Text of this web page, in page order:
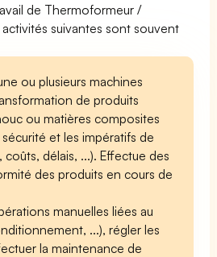
de Thermoformeur /
suivantes sont souvent
ou plusieurs machines
de produits
ou matières composites
et les impératifs de
délais, ...). Effectue des
des produits en cours de
manuelles liées au
...), régler les
la maintenance de